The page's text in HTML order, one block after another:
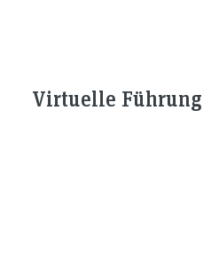
Virtuelle Führung